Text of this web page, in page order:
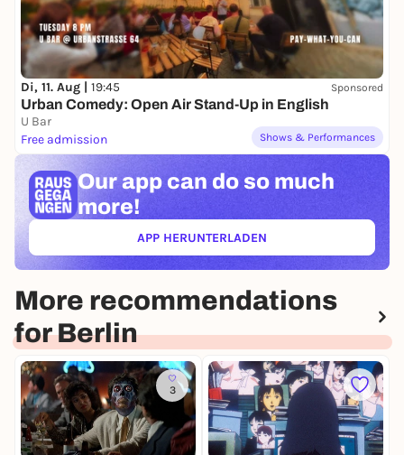
Di, 11. Aug | 19:45 Sponsored
Urban Comedy: Open Air Stand-Up in English
U Bar
Free admission
Shows & Performances
Our app can do so much
more!
APP HERUNTERLADEN(ÖFFNET IN NEUEM TAB)
More recommendations
for Berlin
3